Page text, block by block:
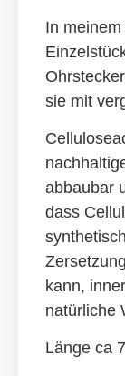
In
sie mit
abbaubar
dass
kann,
natürliche
Länge ca